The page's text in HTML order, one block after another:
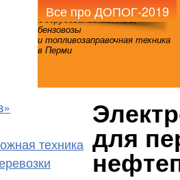
Оборудование для АЗС,
бензовозы
и топливозаправочная техника
в Перми
Все про ДОПОГ-2019
для
техника